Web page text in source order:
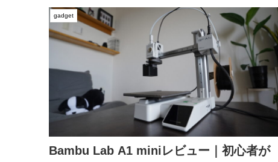
gadget
Bambu Lab A1 miniレビュー｜初心者が